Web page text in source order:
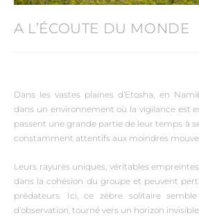
A L’ÉCOUTE DU MONDE
Dans les vastes plaines d’Etosha, en
dans un environnement où la vigilance est
passent une grande partie de leur temps à
constamment attentifs aux moindres
Leurs rayures uniques, véritables
dans la cohésion du groupe et peuvent
prédateurs. Ici, ce zèbre solitaire
d’observation, tourné vers un horizon invisible.